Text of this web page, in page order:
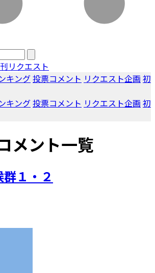
リクエスト
キング投票コメント リクエスト企画 初
キング投票コメント リクエスト企画 初
メント一覧
１・２